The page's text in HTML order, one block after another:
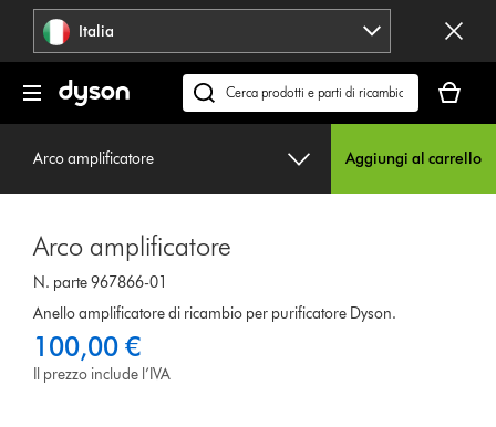
navigazione Italia
Cerca
su
carrello
è
Arco amplificatore Aggiungi al carrello
Arco amplificatore
N. parte 967866-01
Anello amplificatore di ricambio per purificatore Dyson.
100,00 €
Il prezzo include l’IVA